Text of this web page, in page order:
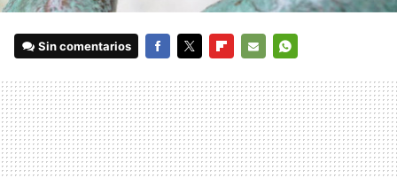
Sin comentarios
MAIL